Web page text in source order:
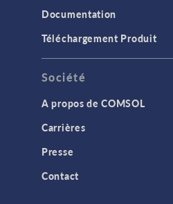
Documentation
Téléchargement Produit
Société
A propos de COMSOL
Carrières
Presse
Contact